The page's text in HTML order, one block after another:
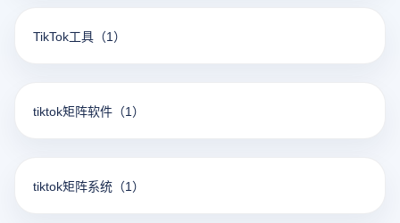
TikTok工具 （1）
tiktok矩阵软件 （1）
tiktok矩阵系统 （1）